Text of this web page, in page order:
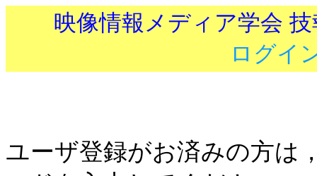
映像情報メディア学会
ログイ
ユーザ登録がお済みの方は